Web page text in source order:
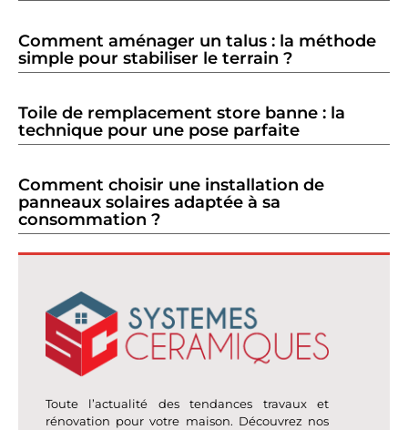
Comment aménager un talus : la méthode
simple pour stabiliser le terrain ?
Toile de remplacement store banne : la
technique pour une pose parfaite
Comment choisir une installation de
panneaux solaires adaptée à sa
consommation ?
Toute l’actualité des tendances travaux et
rénovation pour votre maison. Découvrez nos